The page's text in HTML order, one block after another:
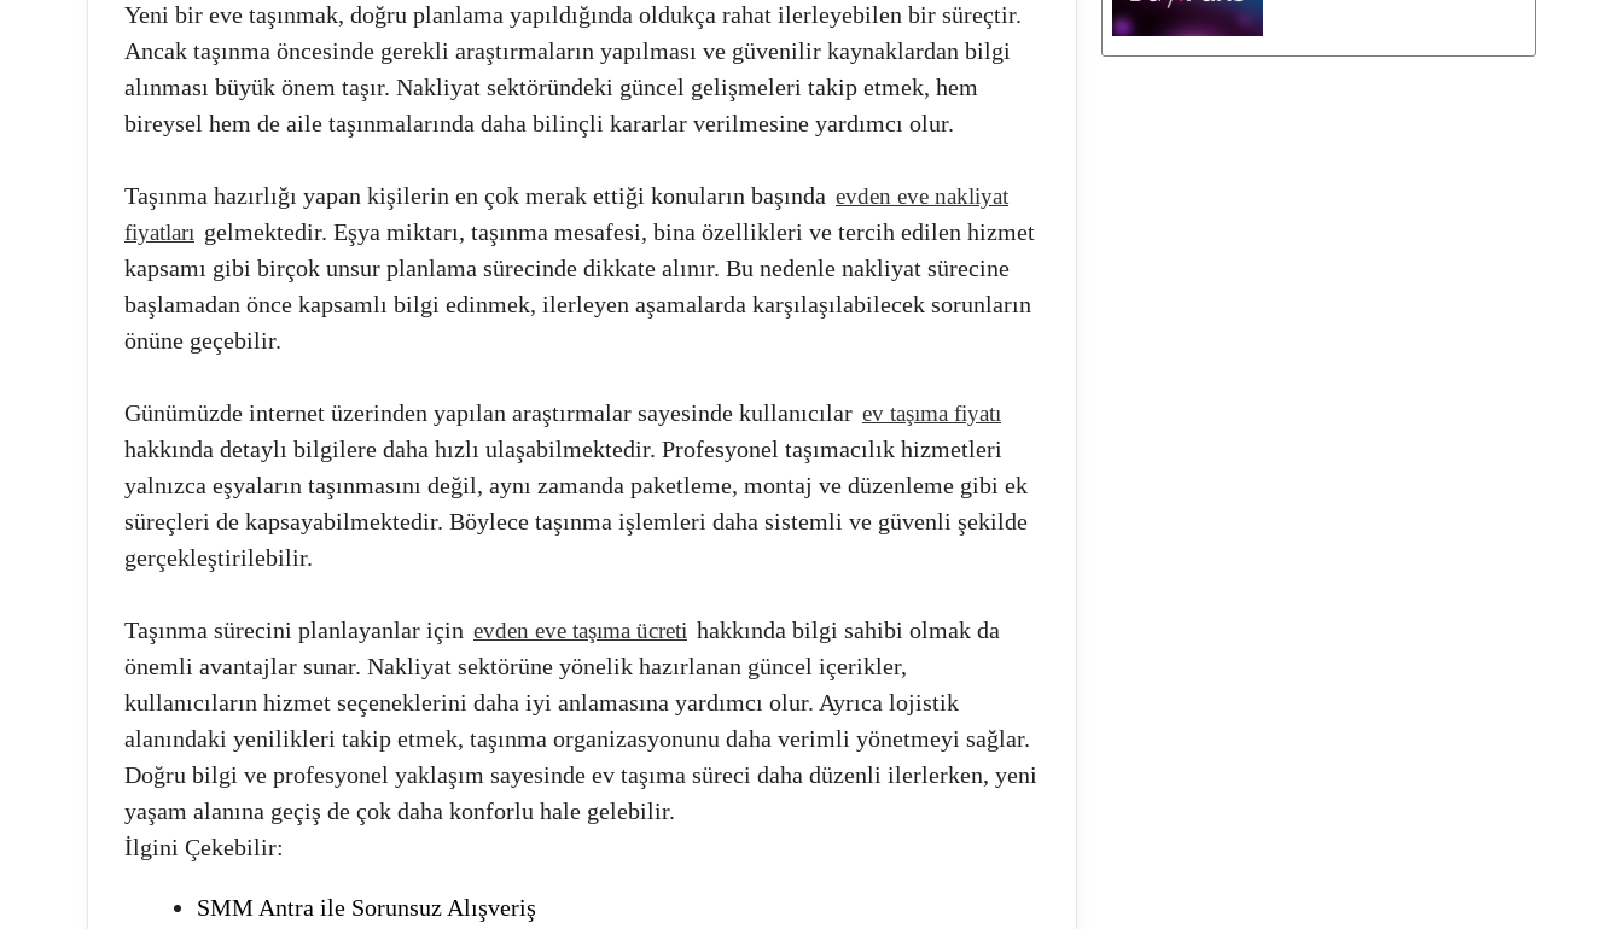
Yeni bir eve taşınmak, doğru planlama yapıldığında oldukça rahat ilerleyebilen bir süreçtir.
Ancak taşınma öncesinde gerekli araştırmaların yapılması ve güvenilir kaynaklardan bilgi
alınması büyük önem taşır. Nakliyat sektöründeki güncel gelişmeleri takip etmek, hem
bireysel hem de aile taşınmalarında daha bilinçli kararlar verilmesine yardımcı olur.
Taşınma hazırlığı yapan kişilerin en çok merak ettiği konuların başında evden eve nakliyat
fiyatları gelmektedir. Eşya miktarı, taşınma mesafesi, bina özellikleri ve tercih edilen hizmet
kapsamı gibi birçok unsur planlama sürecinde dikkate alınır. Bu nedenle nakliyat sürecine
başlamadan önce kapsamlı bilgi edinmek, ilerleyen aşamalarda karşılaşılabilecek sorunların
önüne geçebilir.
Günümüzde internet üzerinden yapılan araştırmalar sayesinde kullanıcılar ev taşıma fiyatı
hakkında detaylı bilgilere daha hızlı ulaşabilmektedir. Profesyonel taşımacılık hizmetleri
yalnızca eşyaların taşınmasını değil, aynı zamanda paketleme, montaj ve düzenleme gibi ek
süreçleri de kapsayabilmektedir. Böylece taşınma işlemleri daha sistemli ve güvenli şekilde
gerçekleştirilebilir.
Taşınma sürecini planlayanlar için evden eve taşıma ücreti hakkında bilgi sahibi olmak da
önemli avantajlar sunar. Nakliyat sektörüne yönelik hazırlanan güncel içerikler,
kullanıcıların hizmet seçeneklerini daha iyi anlamasına yardımcı olur. Ayrıca lojistik
alanındaki yenilikleri takip etmek, taşınma organizasyonunu daha verimli yönetmeyi sağlar.
Doğru bilgi ve profesyonel yaklaşım sayesinde ev taşıma süreci daha düzenli ilerlerken, yeni
yaşam alanına geçiş de çok daha konforlu hale gelebilir.
İlgini Çekebilir:
SMM Antra ile Sorunsuz Alışveriş